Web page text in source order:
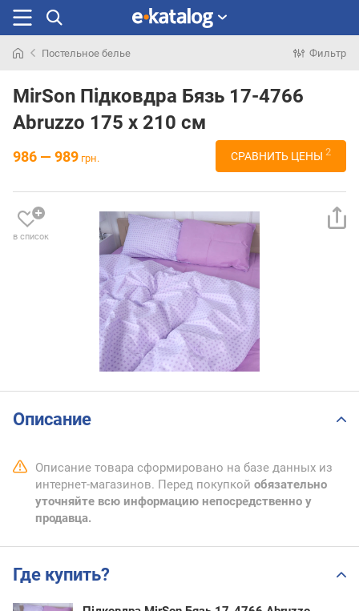
раньше
Постельное белье Фильтр
MirSon Підковдра Бязь 17-4766
Abruzzo 175 x 210 см
986 — 989 грн. СРАВНИТЬ ЦЕНЫ 2
в список
Описание
Описание товара сформировано на базе данных из
интернет-магазинов. Перед покупкой обязательно
уточняйте всю информацию непосредственно у
продавца.
Где купить?